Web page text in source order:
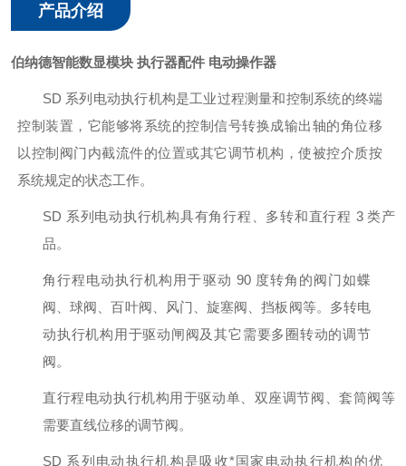
产品介绍
伯纳德智能数显模块 执行器配件 电动操作器
SD 系列电动执行机构是工业过程测量和控制系统的终端
控制装置，它能够将系统的控制信号转换成输出轴的角位移
以控制阀门内截流件的位置或其它调节机构，使被控介质按
系统规定的状态工作。
SD 系列电动执行机构具有角行程、多转和直行程 3类产
品。
角行程电动执行机构用于驱动 90 度转角的阀门如蝶
阀、球阀、百叶阀、风门、旋塞阀、挡板阀等。多转电
动执行机构用于驱动闸阀及其它需要多圈转动的调节
阀。
直行程电动执行机构用于驱动单、双座调节阀、套筒阀等
需要直线位移的调节阀。
SD 系列电动执行机构是吸收*国家电动执行机构的优